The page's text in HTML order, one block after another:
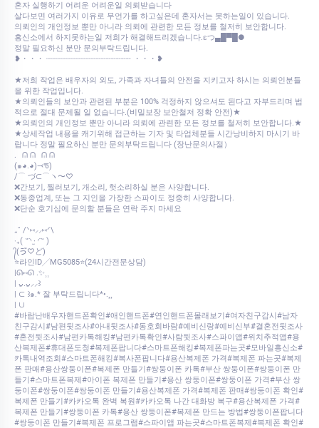
혼자 실행하기 어려운 어려운일 의뢰받습니다
살다보면 여러가지 이유로 무언가를 하고싶은데 혼자서는 못하는일이 있습니다.
의뢰인의 개인정보 뿐만 아니라 의뢰에 관련한 모든 정보를 철저히 보안합니다.
흥신소에서 하지못하는일 저희가 해결해드리겠습니다.εつ▄█▀█●
정말 필요하신 분만 문의부탁드립니다.
❥・・・ ┈┈┈┈┈┈┈┈┈┈┈┈┈┈┈┈┈ ・・・❥
★저희 작업은 배우자의 외도, 가족과 자녀들의 안전을 지키고자 하시는 의뢰인분들
을 위한 작업입니다.
★의뢰인들의 보안과 관련된 부분은 100% 걱정하지 않으셔도 된다고 자부드리며 법
적으로 절대 문제될 일 없습니다.(비밀보장 보안철저 정확 안전)★
★의뢰인의 개인정보 뿐만 아니라 의뢰에 관련한 모든 정보를 철저히 보안합니다.★
★상세작업 내용을 캐기위해 접근하는 기자 및 타업체분들 시간낭비하지 마시기 바
랍니다 정말 필요하신 분만 문의부탁드립니다 (장난문의사절）
.⠀ᕬ ᕬ⠀ᕬ ᕬ
‎(๑◕.◕)⤙ᖛ)
‎/⌒ づ⊂⌒ヽ〜♡
❌간보기, 찔러보기, 개소리, 헛소리하실 분은 사양합니다.
❌동종업계, 또는 그 지인을 가장한 스파이도 정중히 사양합니다.
❌단순 호기심에 문의할 분들은 연락 주지 마세요
₊˚ /ᐠ⑅⸝⸝⑅ᐟ\
‎‧₊( ˶◝ ·̫ ◜˶ )
‎᭄(ゔ♡ど)
⭐라인ID╱MG5085⭐(24시간전문상담)
|ᘏ⑅ᘏ .✨⸒⸒
| ᴗ͈.ᴗ͈⸝⸝꒱
| ⊂ ꒱๑.* 잘 부탁드립니다*•.¸¸
| ∪
#바람난배우자핸드폰확인#애인핸드폰#연인핸드폰몰래보기#여자친구감시#남자
친구감시#남편뒷조사#아내뒷조사#동호회바람#예비신랑#예비신부#결혼전뒷조사
#혼전뒷조사#남편카톡해킹#남편카톡확인#사람뒷조사#스파이앱#위치추적앱#용
산복제폰#휴대폰도청#복제폰팝니다#스마트폰해킹#복제폰파는곳#모바일흥신소#
카톡내역조회#스마트폰해킹#복사폰팝니다#용산복제폰 가격#복제폰 파는곳#복제
폰 판매#용산쌍둥이폰#복제폰 만들기#쌍둥이폰 카톡#부산 쌍둥이폰#쌍둥이폰 만
들기#스마트폰복제#아이폰 복제폰 만들기#용산 쌍둥이폰#쌍둥이폰 가격#부산 쌍
둥이폰#쌍둥이폰#쌍둥이폰 만들기#용산복제폰 가격#복제폰 판매#쌍둥이폰 확인#
복제폰 만들기#카카오톡 완벽 복원#카카오톡 나간 대화방 복구#용산복제폰 가격#
복제폰 만들기#쌍둥이폰 카톡#용산 쌍둥이폰#복제폰 만드는 방법#쌍둥이폰팝니다
#쌍둥이폰 만들기#복제폰 프로그램#스파이앱 파는곳#스마트폰복제#복제폰 확인#